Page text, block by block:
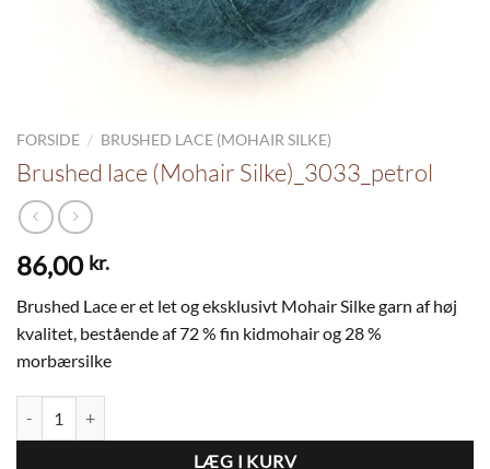
FORSIDE / BRUSHED LACE (MOHAIR SILKE)
Brushed lace (Mohair Silke)_3033_petrol
86,00 kr.
Brushed Lace er et let og eksklusivt Mohair Silke garn af høj
kvalitet, bestående af 72 % fin kidmohair og 28 %
morbærsilke
LÆG I KURV